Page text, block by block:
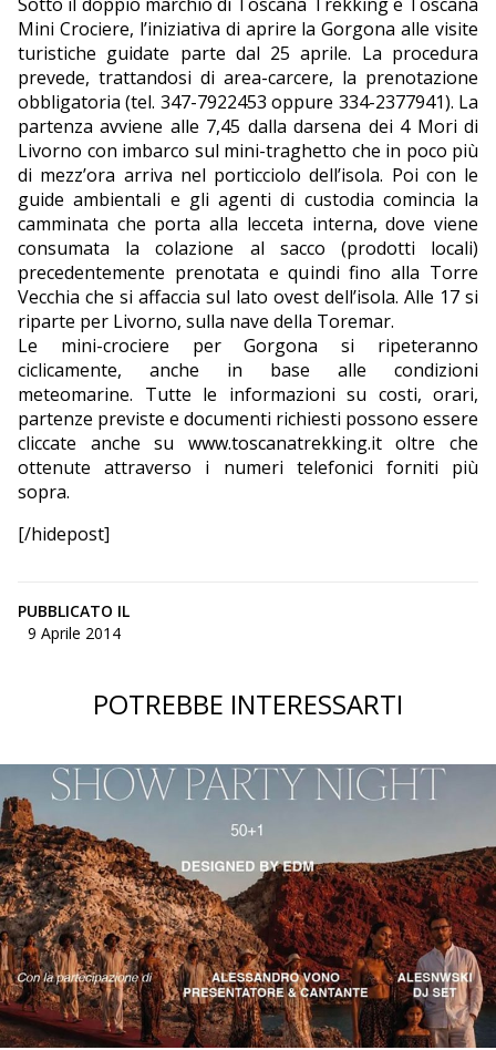
Mini Crociere, l’iniziativa di aprire la Gorgona alle visite
turistiche guidate parte dal 25 aprile. La procedura
prevede, trattandosi di area-carcere, la prenotazione
obbligatoria (tel. 347-7922453 oppure 334-2377941). La
partenza avviene alle 7,45 dalla darsena dei 4 Mori di
Livorno con imbarco sul mini-traghetto che in poco più
di mezz’ora arriva nel porticciolo dell’isola. Poi con le
guide ambientali e gli agenti di custodia comincia la
camminata che porta alla lecceta interna, dove viene
consumata la colazione al sacco (prodotti locali)
precedentemente prenotata e quindi fino alla Torre
Vecchia che si affaccia sul lato ovest dell’isola. Alle 17 si
riparte per Livorno, sulla nave della Toremar.
Le mini-crociere per Gorgona si ripeteranno
ciclicamente, anche in base alle condizioni
meteomarine. Tutte le informazioni su costi, orari,
partenze previste e documenti richiesti possono essere
cliccate anche su www.toscanatrekking.it oltre che
ottenute attraverso i numeri telefonici forniti più
sopra.
[/hidepost]
PUBBLICATO IL
9 Aprile 2014
POTREBBE INTERESSARTI